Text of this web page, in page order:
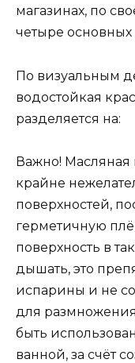
магазинах, по
четыре основных
По визуальным
водостойкая
разделяется на:
Важно! Масляная
крайне
поверхностей,
герметичную
поверхность в
дышать, это
испарины и не
для
быть
ванной, за счёт